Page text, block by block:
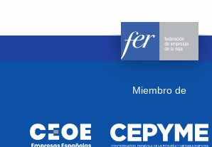
Miembro de